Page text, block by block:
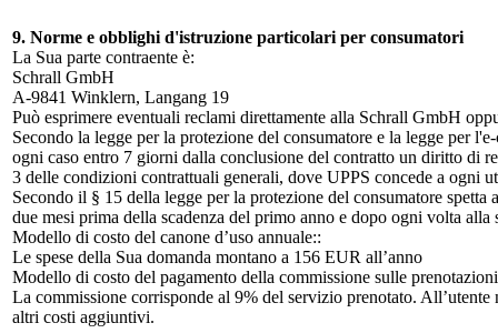
9. Norme e obblighi d'istruzione particolari per consumatori
La Sua parte contraente è:
Schrall GmbH
A-9841 Winklern, Langang 19
Può esprimere eventuali reclami direttamente alla Schrall GmbH
Secondo la legge per la protezione del consumatore e la legge per
ogni caso entro 7 giorni dalla conclusione del contratto un diritto di
3 delle condizioni contrattuali generali, dove UPPS concede a ogni
Secondo il § 15 della legge per la protezione del consumatore
due mesi prima della scadenza del primo anno e dopo ogni volta alla
Modello di costo del canone d’uso annuale::
Le spese della Sua domanda montano a 156 EUR all’anno
Modello di costo del pagamento della commissione sulle
La commissione corrisponde al 9% del servizio prenotato.
altri costi aggiuntivi.